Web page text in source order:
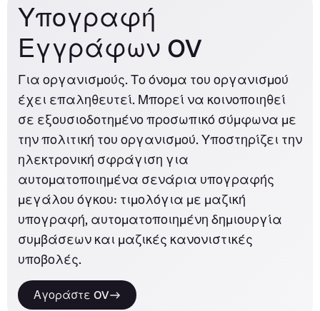
Υπογραφή
Εγγράφων OV
Για οργανισμούς. Το όνομα του οργανισμού
έχει επαληθευτεί. Μπορεί να κοινοποιηθεί
σε εξουσιοδοτημένο προσωπικό σύμφωνα με
την πολιτική του οργανισμού. Υποστηρίζει την
ηλεκτρονική σφράγιση για
αυτοματοποιημένα σενάρια υπογραφής
μεγάλου όγκου: τιμολόγια με μαζική
υπογραφή, αυτοματοποιημένη δημιουργία
συμβάσεων και μαζικές κανονιστικές
υποβολές.
Αγοράστε OV